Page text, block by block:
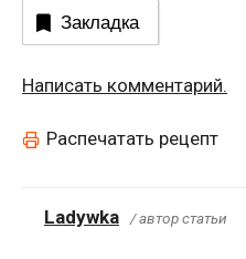
Закладка
Написать комментарий.
Распечатать рецепт
Ladywka / автор статьи